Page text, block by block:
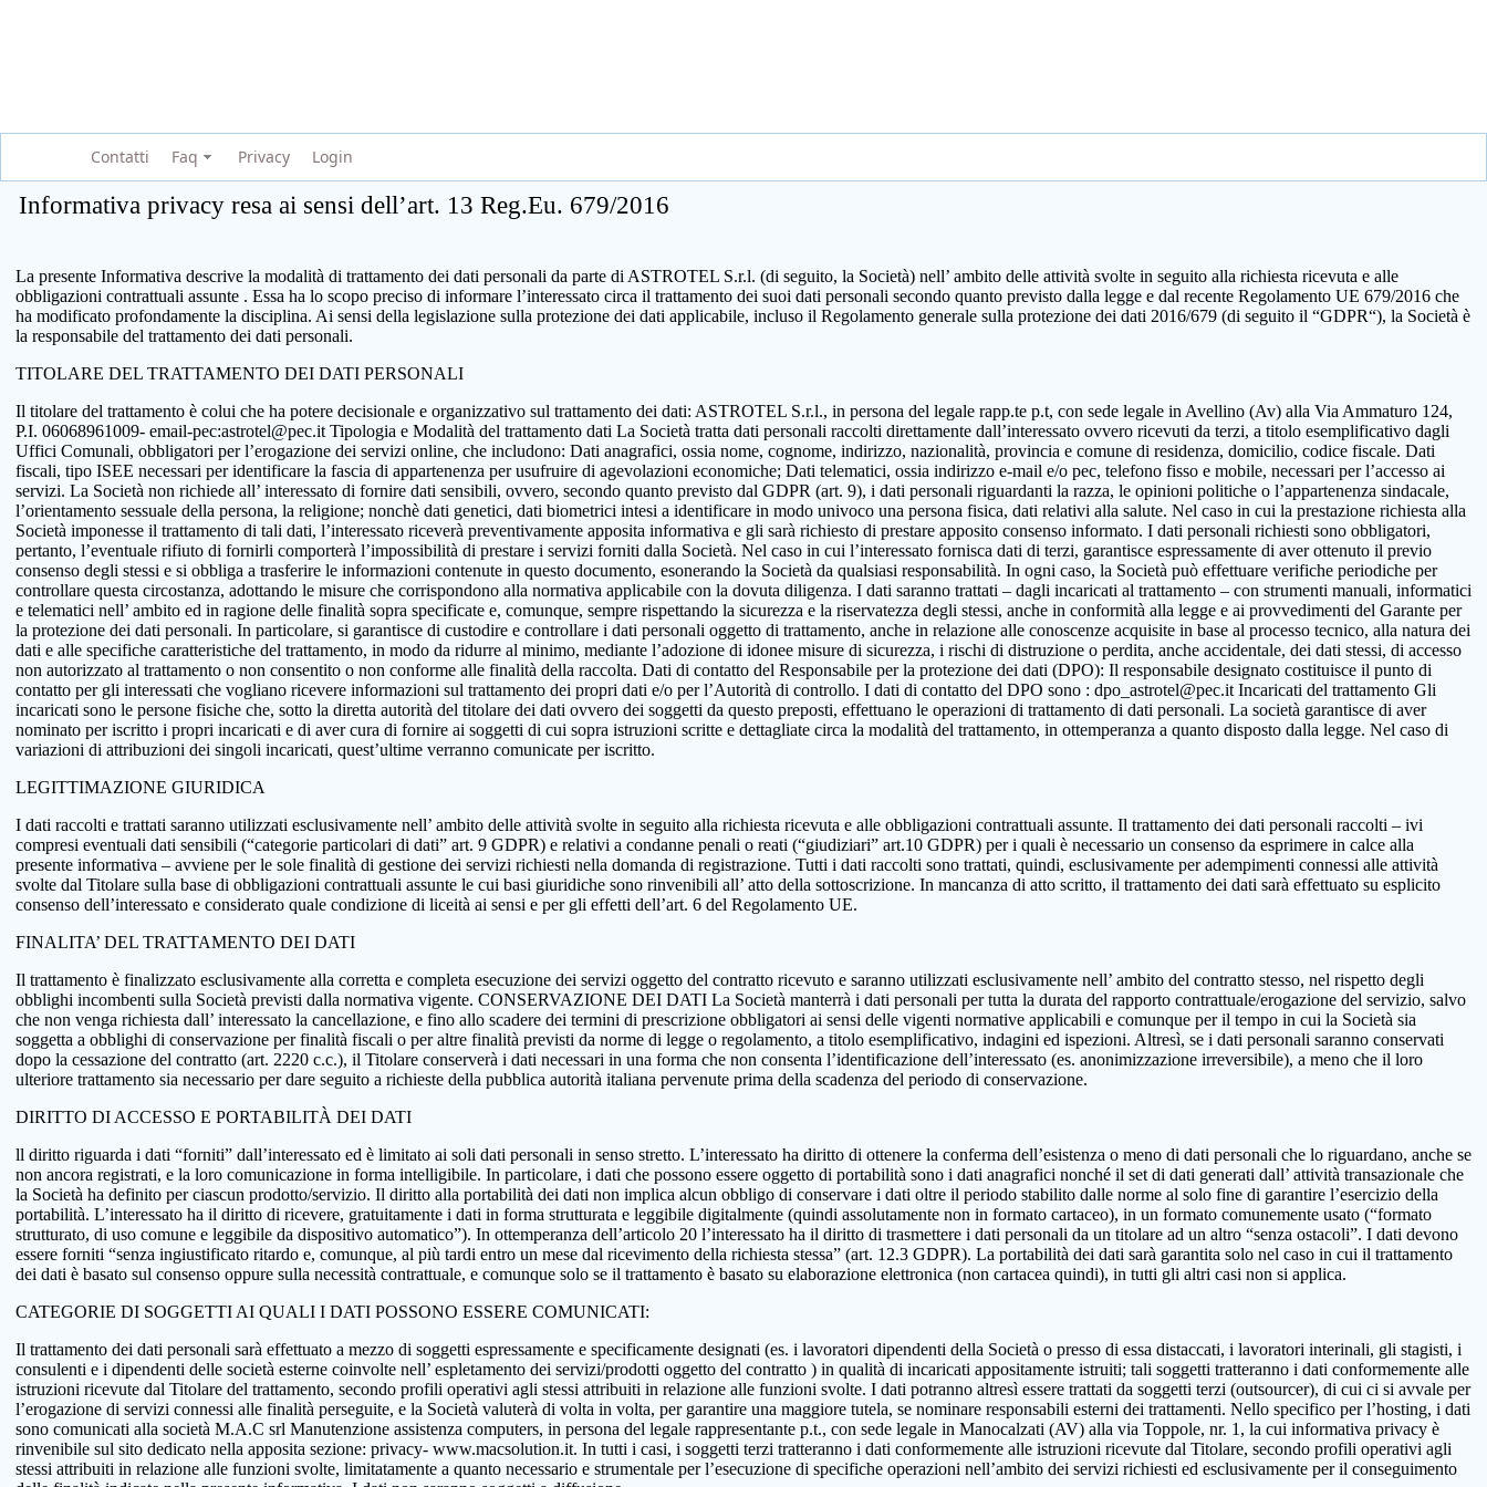
Contatti Faq Privacy Login
Informativa privacy resa ai sensi dell’art. 13 Reg.Eu. 679/2016
La presente Informativa descrive la modalità di trattamento dei dati personali da parte di ASTROTEL S.r.l. (di seguito, la Società) nell’ ambito delle attività svolte in seguito alla richiesta ricevuta e alle
obbligazioni contrattuali assunte . Essa ha lo scopo preciso di informare l’interessato circa il trattamento dei suoi dati personali secondo quanto previsto dalla legge e dal recente Regolamento UE 679/2016 che
ha modificato profondamente la disciplina. Ai sensi della legislazione sulla protezione dei dati applicabile, incluso il Regolamento generale sulla protezione dei dati 2016/679 (di seguito il “GDPR“), la Società è
la responsabile del trattamento dei dati personali.
TITOLARE DEL TRATTAMENTO DEI DATI PERSONALI
Il titolare del trattamento è colui che ha potere decisionale e organizzativo sul trattamento dei dati: ASTROTEL S.r.l., in persona del legale rapp.te p.t, con sede legale in Avellino (Av) alla Via Ammaturo 124,
P.I. 06068961009- email-pec:astrotel@pec.it Tipologia e Modalità del trattamento dati La Società tratta dati personali raccolti direttamente dall’interessato ovvero ricevuti da terzi, a titolo esemplificativo dagli
Uffici Comunali, obbligatori per l’erogazione dei servizi online, che includono: Dati anagrafici, ossia nome, cognome, indirizzo, nazionalità, provincia e comune di residenza, domicilio, codice fiscale. Dati
fiscali, tipo ISEE necessari per identificare la fascia di appartenenza per usufruire di agevolazioni economiche; Dati telematici, ossia indirizzo e-mail e/o pec, telefono fisso e mobile, necessari per l’accesso ai
servizi. La Società non richiede all’ interessato di fornire dati sensibili, ovvero, secondo quanto previsto dal GDPR (art. 9), i dati personali riguardanti la razza, le opinioni politiche o l’appartenenza sindacale,
l’orientamento sessuale della persona, la religione; nonchè dati genetici, dati biometrici intesi a identificare in modo univoco una persona fisica, dati relativi alla salute. Nel caso in cui la prestazione richiesta alla
Società imponesse il trattamento di tali dati, l’interessato riceverà preventivamente apposita informativa e gli sarà richiesto di prestare apposito consenso informato. I dati personali richiesti sono obbligatori,
pertanto, l’eventuale rifiuto di fornirli comporterà l’impossibilità di prestare i servizi forniti dalla Società. Nel caso in cui l’interessato fornisca dati di terzi, garantisce espressamente di aver ottenuto il previo
consenso degli stessi e si obbliga a trasferire le informazioni contenute in questo documento, esonerando la Società da qualsiasi responsabilità. In ogni caso, la Società può effettuare verifiche periodiche per
controllare questa circostanza, adottando le misure che corrispondono alla normativa applicabile con la dovuta diligenza. I dati saranno trattati – dagli incaricati al trattamento – con strumenti manuali, informatici
e telematici nell’ ambito ed in ragione delle finalità sopra specificate e, comunque, sempre rispettando la sicurezza e la riservatezza degli stessi, anche in conformità alla legge e ai provvedimenti del Garante per
la protezione dei dati personali. In particolare, si garantisce di custodire e controllare i dati personali oggetto di trattamento, anche in relazione alle conoscenze acquisite in base al processo tecnico, alla natura dei
dati e alle specifiche caratteristiche del trattamento, in modo da ridurre al minimo, mediante l’adozione di idonee misure di sicurezza, i rischi di distruzione o perdita, anche accidentale, dei dati stessi, di accesso
non autorizzato al trattamento o non consentito o non conforme alle finalità della raccolta. Dati di contatto del Responsabile per la protezione dei dati (DPO): Il responsabile designato costituisce il punto di
contatto per gli interessati che vogliano ricevere informazioni sul trattamento dei propri dati e/o per l’Autorità di controllo. I dati di contatto del DPO sono : dpo_astrotel@pec.it Incaricati del trattamento Gli
incaricati sono le persone fisiche che, sotto la diretta autorità del titolare dei dati ovvero dei soggetti da questo preposti, effettuano le operazioni di trattamento di dati personali. La società garantisce di aver
nominato per iscritto i propri incaricati e di aver cura di fornire ai soggetti di cui sopra istruzioni scritte e dettagliate circa la modalità del trattamento, in ottemperanza a quanto disposto dalla legge. Nel caso di
variazioni di attribuzioni dei singoli incaricati, quest’ultime verranno comunicate per iscritto.
LEGITTIMAZIONE GIURIDICA
I dati raccolti e trattati saranno utilizzati esclusivamente nell’ ambito delle attività svolte in seguito alla richiesta ricevuta e alle obbligazioni contrattuali assunte. Il trattamento dei dati personali raccolti – ivi
compresi eventuali dati sensibili (“categorie particolari di dati” art. 9 GDPR) e relativi a condanne penali o reati (“giudiziari” art.10 GDPR) per i quali è necessario un consenso da esprimere in calce alla
presente informativa – avviene per le sole finalità di gestione dei servizi richiesti nella domanda di registrazione. Tutti i dati raccolti sono trattati, quindi, esclusivamente per adempimenti connessi alle attività
svolte dal Titolare sulla base di obbligazioni contrattuali assunte le cui basi giuridiche sono rinvenibili all’ atto della sottoscrizione. In mancanza di atto scritto, il trattamento dei dati sarà effettuato su esplicito
consenso dell’interessato e considerato quale condizione di liceità ai sensi e per gli effetti dell’art. 6 del Regolamento UE.
FINALITA’ DEL TRATTAMENTO DEI DATI
Il trattamento è finalizzato esclusivamente alla corretta e completa esecuzione dei servizi oggetto del contratto ricevuto e saranno utilizzati esclusivamente nell’ ambito del contratto stesso, nel rispetto degli
obblighi incombenti sulla Società previsti dalla normativa vigente. CONSERVAZIONE DEI DATI La Società manterrà i dati personali per tutta la durata del rapporto contrattuale/erogazione del servizio, salvo
che non venga richiesta dall’ interessato la cancellazione, e fino allo scadere dei termini di prescrizione obbligatori ai sensi delle vigenti normative applicabili e comunque per il tempo in cui la Società sia
soggetta a obblighi di conservazione per finalità fiscali o per altre finalità previsti da norme di legge o regolamento, a titolo esemplificativo, indagini ed ispezioni. Altresì, se i dati personali saranno conservati
dopo la cessazione del contratto (art. 2220 c.c.), il Titolare conserverà i dati necessari in una forma che non consenta l’identificazione dell’interessato (es. anonimizzazione irreversibile), a meno che il loro
ulteriore trattamento sia necessario per dare seguito a richieste della pubblica autorità italiana pervenute prima della scadenza del periodo di conservazione.
DIRITTO DI ACCESSO E PORTABILITÀ DEI DATI
ll diritto riguarda i dati “forniti” dall’interessato ed è limitato ai soli dati personali in senso stretto. L’interessato ha diritto di ottenere la conferma dell’esistenza o meno di dati personali che lo riguardano, anche se
non ancora registrati, e la loro comunicazione in forma intelligibile. In particolare, i dati che possono essere oggetto di portabilità sono i dati anagrafici nonché il set di dati generati dall’ attività transazionale che
la Società ha definito per ciascun prodotto/servizio. Il diritto alla portabilità dei dati non implica alcun obbligo di conservare i dati oltre il periodo stabilito dalle norme al solo fine di garantire l’esercizio della
portabilità. L’interessato ha il diritto di ricevere, gratuitamente i dati in forma strutturata e leggibile digitalmente (quindi assolutamente non in formato cartaceo), in un formato comunemente usato (“formato
strutturato, di uso comune e leggibile da dispositivo automatico”). In ottemperanza dell’articolo 20 l’interessato ha il diritto di trasmettere i dati personali da un titolare ad un altro “senza ostacoli”. I dati devono
essere forniti “senza ingiustificato ritardo e, comunque, al più tardi entro un mese dal ricevimento della richiesta stessa” (art. 12.3 GDPR). La portabilità dei dati sarà garantita solo nel caso in cui il trattamento
dei dati è basato sul consenso oppure sulla necessità contrattuale, e comunque solo se il trattamento è basato su elaborazione elettronica (non cartacea quindi), in tutti gli altri casi non si applica.
CATEGORIE DI SOGGETTI AI QUALI I DATI POSSONO ESSERE COMUNICATI:
Il trattamento dei dati personali sarà effettuato a mezzo di soggetti espressamente e specificamente designati (es. i lavoratori dipendenti della Società o presso di essa distaccati, i lavoratori interinali, gli stagisti, i
consulenti e i dipendenti delle società esterne coinvolte nell’ espletamento dei servizi/prodotti oggetto del contratto ) in qualità di incaricati appositamente istruiti; tali soggetti tratteranno i dati conformemente alle
istruzioni ricevute dal Titolare del trattamento, secondo profili operativi agli stessi attribuiti in relazione alle funzioni svolte. I dati potranno altresì essere trattati da soggetti terzi (outsourcer), di cui ci si avvale per
l’erogazione di servizi connessi alle finalità perseguite, e la Società valuterà di volta in volta, per garantire una maggiore tutela, se nominare responsabili esterni dei trattamenti. Nello specifico per l’hosting, i dati
sono comunicati alla società M.A.C srl Manutenzione assistenza computers, in persona del legale rappresentante p.t., con sede legale in Manocalzati (AV) alla via Toppole, nr. 1, la cui informativa privacy è
rinvenibile sul sito dedicato nella apposita sezione: privacy- www.macsolution.it. In tutti i casi, i soggetti terzi tratteranno i dati conformemente alle istruzioni ricevute dal Titolare, secondo profili operativi agli
stessi attribuiti in relazione alle funzioni svolte, limitatamente a quanto necessario e strumentale per l’esecuzione di specifiche operazioni nell’ambito dei servizi richiesti ed esclusivamente per il conseguimento